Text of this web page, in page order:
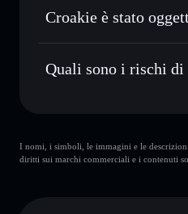
esclusivo controllo delle
Croakie è stato
Croakie non
Quali sono i rischi di
Croakie mutevoli
I nomi, i simboli, le immagini e le
diritti sui marchi commerciali e i contenuti